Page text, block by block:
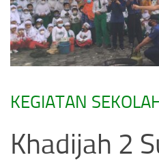
KEGIATAN
Khadijah 2